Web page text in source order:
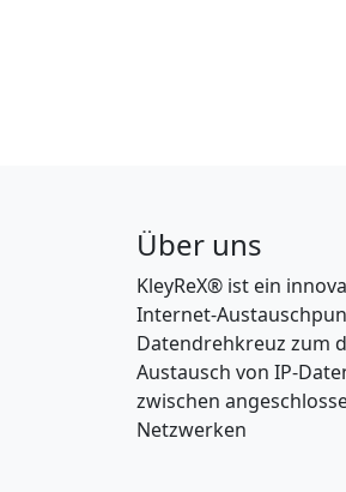
Über uns
KleyReX® ist ein
Internet-
Datendrehkreuz zum
Austausch von IP-
zwischen
Netzwerken